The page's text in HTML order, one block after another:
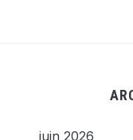
juin 2026